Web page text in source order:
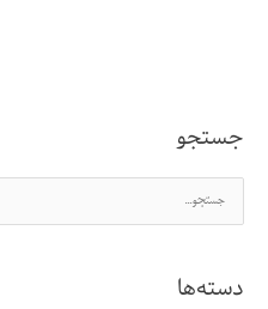
جستجو
س
ج
دسته‌ها